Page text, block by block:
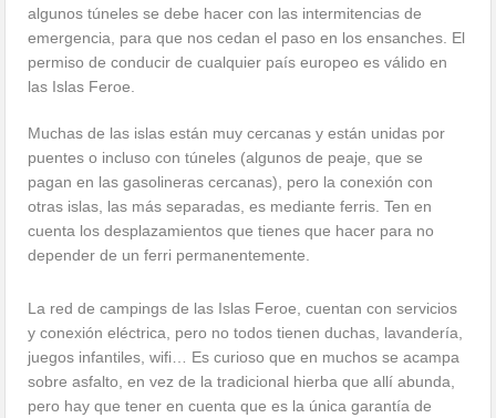
algunos túneles se debe hacer con las intermitencias de
emergencia, para que nos cedan el paso en los ensanches. El
permiso de conducir de cualquier país europeo es válido en
las Islas Feroe.
Muchas de las islas están muy cercanas y están unidas por
puentes o incluso con túneles (algunos de peaje, que se
pagan en las gasolineras cercanas), pero la conexión con
otras islas, las más separadas, es mediante ferris. Ten en
cuenta los desplazamientos que tienes que hacer para no
depender de un ferri permanentemente.
La red de campings de las Islas Feroe, cuentan con servicios
y conexión eléctrica, pero no todos tienen duchas, lavandería,
juegos infantiles, wifi… Es curioso que en muchos se acampa
sobre asfalto, en vez de la tradicional hierba que allí abunda,
pero hay que tener en cuenta que es la única garantía de